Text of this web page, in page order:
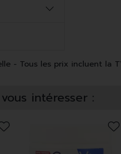
- Tous les prix incluent la
intéresser :